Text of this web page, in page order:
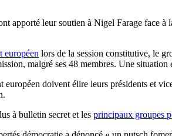
apporté leur soutien à Nigel Farage face
européen lors de la session constitutive, le
malgré ses 48 membres. Une
européen doivent élire leurs présidents et
à bulletin secret et les principaux groupes